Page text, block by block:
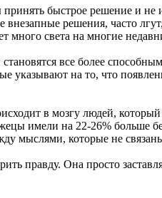
быстрое решение и
решения, часто
много света на многие
все более
указывают на то, что
в мозгу людей,
имели на 22-26% больше
мыслями, которые не
правду. Она просто